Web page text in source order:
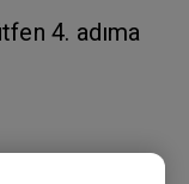
4. adıma
biçiminin